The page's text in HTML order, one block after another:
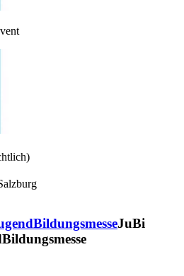
JuBi